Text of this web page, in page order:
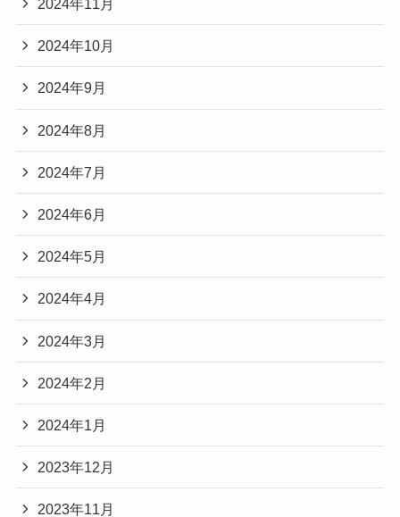
2024年11月
2024年10月
2024年9月
2024年8月
2024年7月
2024年6月
2024年5月
2024年4月
2024年3月
2024年2月
2024年1月
2023年12月
2023年11月